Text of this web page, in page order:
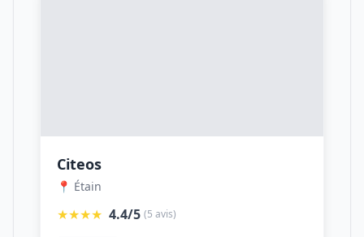
Citeos
📍 Étain
★★★★ 4.4/5 (5 avis)